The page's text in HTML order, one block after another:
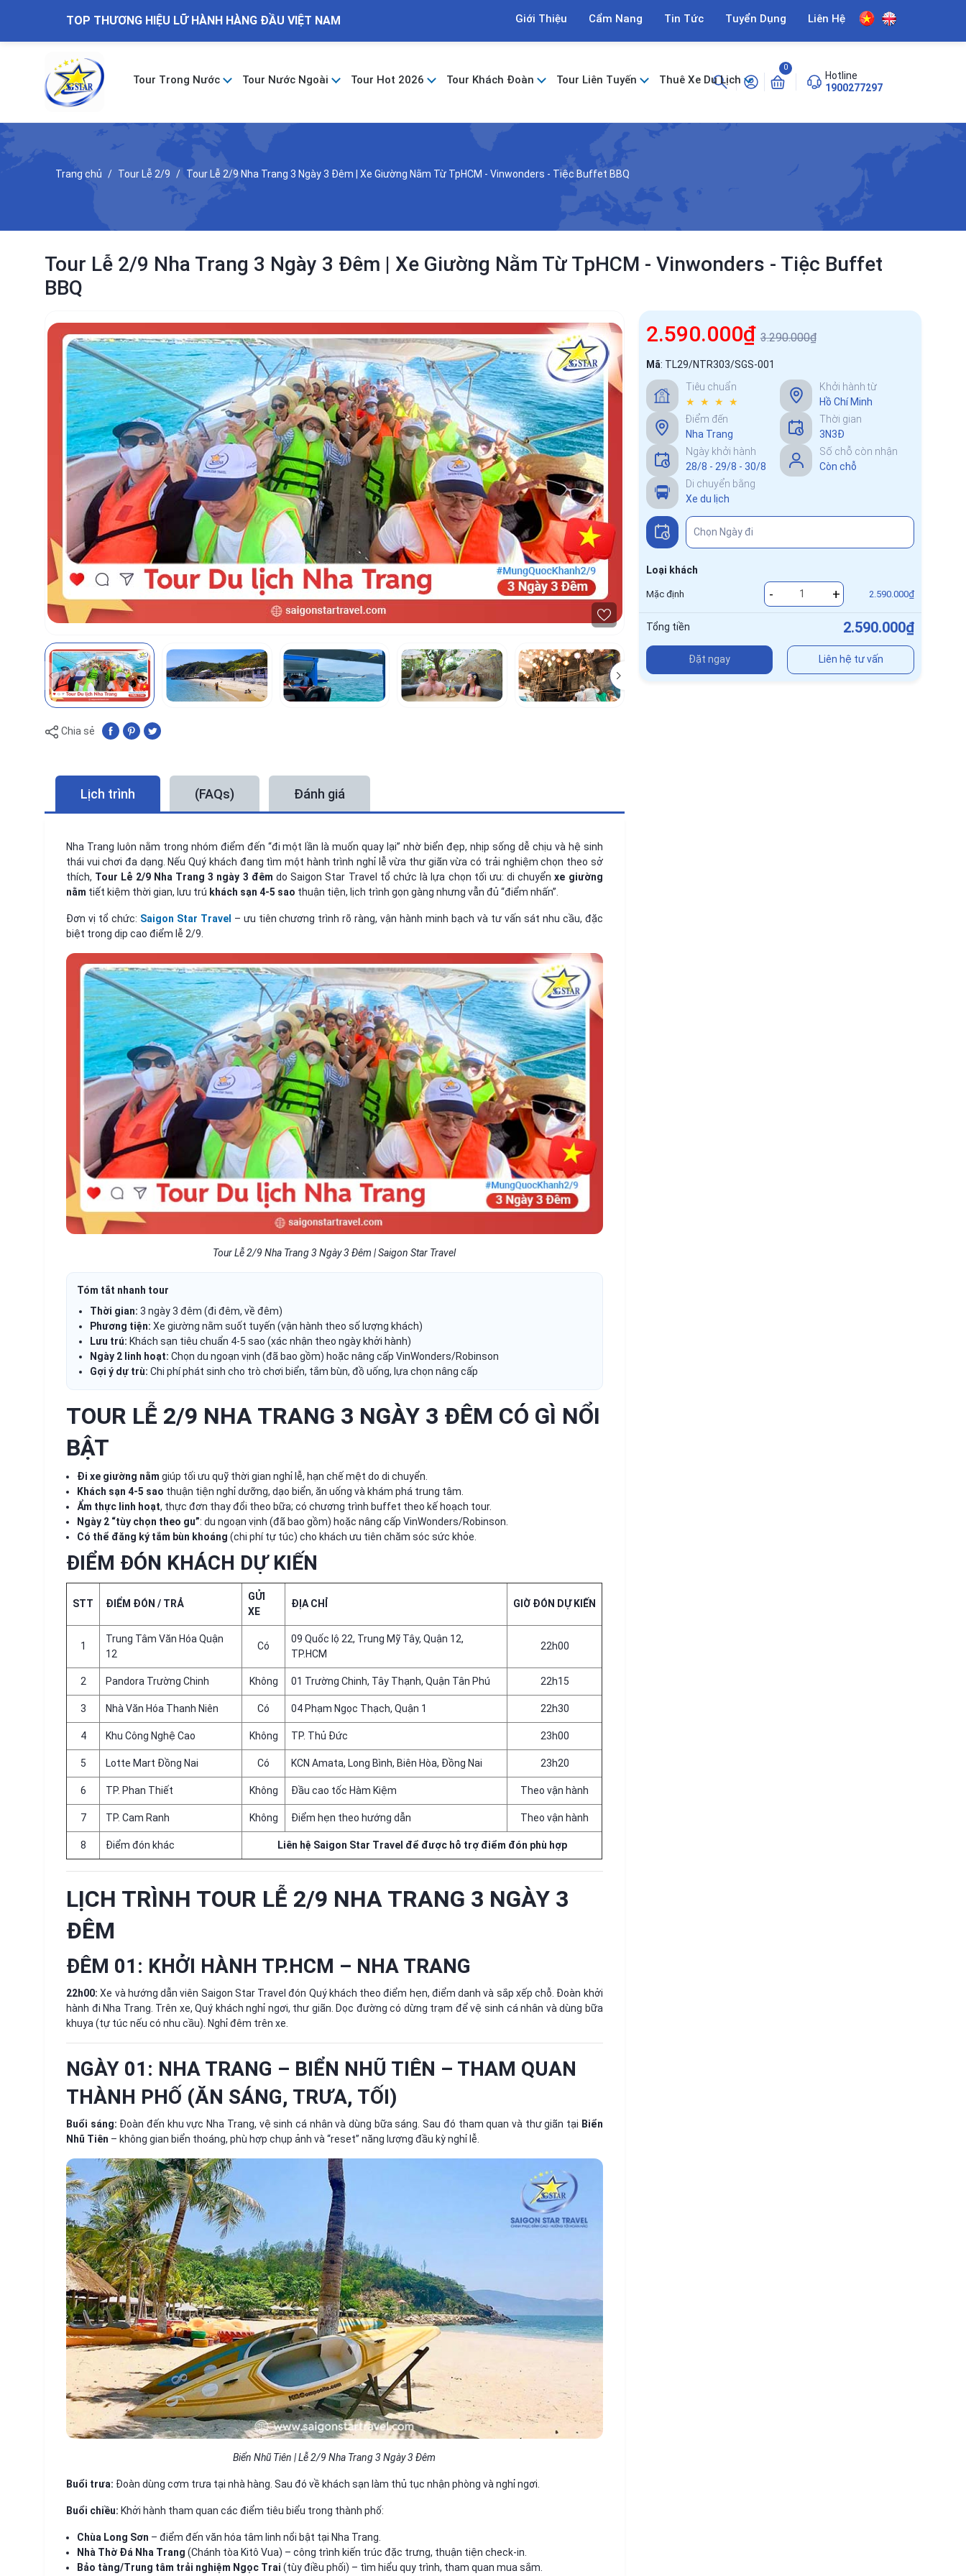
TOP THƯƠNG HIỆU LỮ HÀNH HÀNG ĐẦU VIỆT NAM Giới Thiệu Cẩm Nang Tin Tức Tuyển Dụng Liên Hệ
Tour Trong Nước Tour Nước Ngoài Tour Hot 2026 Tour Khách Đoàn Tour Liên Tuyến Thuê Xe Du Lịch
0
Hotline
1900277297
Trang chủ Tour Lễ 2/9 Tour Lễ 2/9 Nha Trang 3 Ngày 3 Đêm | Xe Giường Nằm Từ TpHCM - Vinwonders - Tiệc Buffet BBQ
Tour Lễ 2/9 Nha Trang 3 Ngày 3 Đêm | Xe Giường Nằm Từ TpHCM - Vinwonders - Tiệc Buffet
BBQ
Chia sẻ
Lịch trình (FAQs) Đánh giá
Nha Trang luôn nằm trong nhóm điểm đến “đi một lần là muốn quay lại” nhờ biển đẹp, nhịp sống dễ chịu và hệ sinh
thái vui chơi đa dạng. Nếu Quý khách đang tìm một hành trình nghỉ lễ vừa thư giãn vừa có trải nghiệm chọn theo sở
thích, Tour Lễ 2/9 Nha Trang 3 ngày 3 đêm do Saigon Star Travel tổ chức là lựa chọn tối ưu: di chuyểnxe giường
nằm tiết kiệm thời gian, lưu trú khách sạn 4-5 sao thuận tiện, lịch trình gọn gàng nhưng vẫn đủ “điểm nhấn”.
Đơn vị tổ chức: Saigon Star Travel – ưu tiên chương trình rõ ràng, vận hành minh bạch và tư vấn sát nhu cầu, đặc
biệt trong dịp cao điểm lễ 2/9.
Tour Lễ 2/9 Nha Trang 3 Ngày 3 Đêm | Saigon Star Travel
Tóm tắt nhanh tour
Thời gian: 3 ngày 3 đêm (đi đêm, về đêm)
Phương tiện: Xe giường nằm suốt tuyến (vận hành theo số lượng khách)
Lưu trú: Khách sạn tiêu chuẩn 4-5 sao (xác nhận theo ngày khởi hành)
Ngày 2 linh hoạt: Chọn du ngoạn vịnh (đã bao gồm) hoặc nâng cấp VinWonders/Robinson
Gợi ý dự trù: Chi phí phát sinh cho trò chơi biển, tắm bùn, đồ uống, lựa chọn nâng cấp
TOUR LỄ 2/9 NHA TRANG 3 NGÀY 3 ĐÊM CÓ GÌ NỔI
BẬT
Đi xe giường nằm giúp tối ưu quỹ thời gian nghỉ lễ, hạn chế mệt do di chuyển.
Khách sạn 4-5 sao thuận tiện nghỉ dưỡng, dạo biển, ăn uống và khám phá trung tâm.
Ẩm thực linh hoạt, thực đơn thay đổi theo bữa; có chương trình buffet theo kế hoạch tour.
Ngày 2 “tùy chọn theo gu”: du ngoạn vịnh (đã bao gồm) hoặc nâng cấp VinWonders/Robinson.
Có thể đăng ký tắm bùn khoáng (chi phí tự túc) cho khách ưu tiên chăm sóc sức khỏe.
ĐIỂM ĐÓN KHÁCH DỰ KIẾN
STT ĐIỂM ĐÓN / TRẢ
GỬI
XE
ĐỊA CHỈ GIỜ ĐÓN DỰ KIẾN
1
Trung Tâm Văn Hóa Quận
12
Có
09 Quốc lộ 22, Trung Mỹ Tây, Quận 12,
TP.HCM
22h00
2 Pandora Trường Chinh Không 01 Trường Chinh, Tây Thạnh, Quận Tân Phú 22h15
3 Nhà Văn Hóa Thanh Niên Có 04 Phạm Ngọc Thạch, Quận 1 22h30
4 Khu Công Nghệ Cao Không TP. Thủ Đức 23h00
5 Lotte Mart Đồng Nai Có KCN Amata, Long Bình, Biên Hòa, Đồng Nai 23h20
6 TP. Phan Thiết Không Đầu cao tốc Hàm Kiệm Theo vận hành
7 TP. Cam Ranh Không Điểm hẹn theo hướng dẫn Theo vận hành
8 Điểm đón khác Liên hệ Saigon Star Travel để được hỗ trợ điểm đón phù hợp
LỊCH TRÌNH TOUR LỄ 2/9 NHA TRANG 3 NGÀY 3
ĐÊM
ĐÊM 01: KHỞI HÀNH TP.HCM – NHA TRANG
22h00: Xe và hướng dẫn viên Saigon Star Travel đón Quý khách theo điểm hẹn, điểm danh và sắp xếp chỗ. Đoàn khởi
hành đi Nha Trang. Trên xe, Quý khách nghỉ ngơi, thư giãn. Dọc đường có dừng trạm để vệ sinh cá nhân và dùng bữa
khuya (tự túc nếu có nhu cầu). Nghỉ đêm trên xe.
NGÀY 01: NHA TRANG – BIỂN NHŨ TIÊN – THAM QUAN
THÀNH PHỐ (ĂN SÁNG, TRƯA, TỐI)
Buổi sáng: Đoàn đến khu vực Nha Trang, vệ sinh cá nhân và dùng bữa sáng. Sau đó tham quan và thư giãn tại Biển
Nhũ Tiên – không gian biển thoáng, phù hợp chụp ảnh và “reset” năng lượng đầu kỳ nghỉ lễ.
Biển Nhũ Tiên | Lễ 2/9 Nha Trang 3 Ngày 3 Đêm
Buổi trưa: Đoàn dùng cơm trưa tại nhà hàng. Sau đó về khách sạn làm thủ tục nhận phòng và nghỉ ngơi.
Buổi chiều: Khởi hành tham quan các điểm tiêu biểu trong thành phố:
Chùa Long Sơn – điểm đến văn hóa tâm linh nổi bật tại Nha Trang.
Nhà Thờ Đá Nha Trang (Chánh tòa Kitô Vua) – công trình kiến trúc đặc trưng, thuận tiện check-in.
Bảo tàng/Trung tâm trải nghiệm Ngọc Trai (tùy điều phối) – tìm hiểu quy trình, tham quan mua sắm.
2.590.000₫3.290.000₫
Mã: TL29/NTR303/SGS-001
Tiêu chuẩn
★ ★ ★ ★
Khởi hành từ
Hồ Chí Minh
Điểm đến
Nha Trang
Thời gian
3N3Đ
Ngày khởi hành
28/8 - 29/8 - 30/8
Số chỗ còn nhận
Còn chỗ
Di chuyển bằng
Xe du lịch
Loại khách
Mặc định - + 2.590.000₫
Tổng tiền 2.590.000₫
Đặt ngay Liên hệ tư vấn